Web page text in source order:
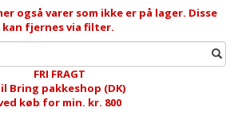
også varer som ikke er på lager. Disse
kan fjernes via filter.
FRI FRAGT
Bring pakkeshop (DK)
køb for min. kr. 800